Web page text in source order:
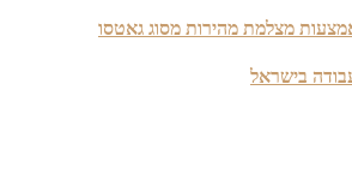
מצלמת מהירות מסוג גאטסו